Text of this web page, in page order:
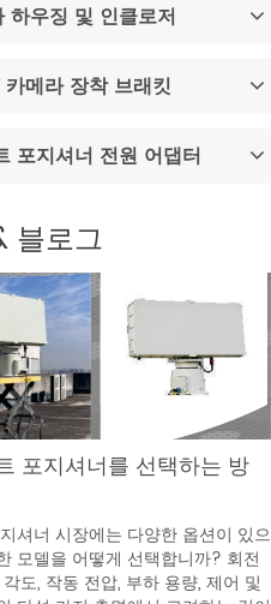
하우징 및 인클로저
메라 장착 브래킷
포지셔너 전원 어댑터
블로그
포지셔너를 선택하는 방
셔너 시장에는 다양한 옵션이 있으
모델을 어떻게 선택합니까? 회전
도, 작동 전압, 부하 용량, 제어 및